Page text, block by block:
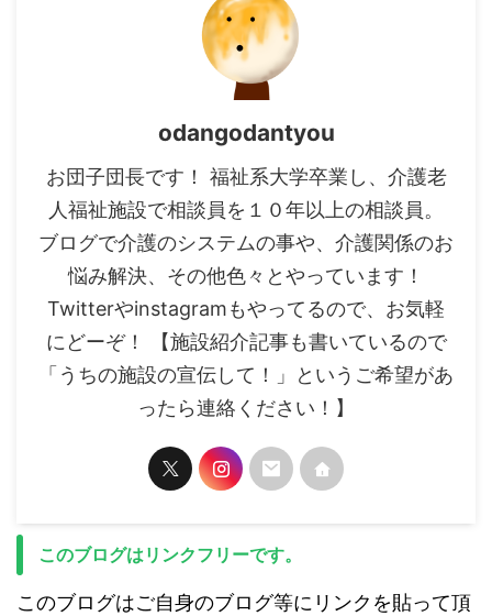
odangodantyou
お団子団長です！ 福祉系大学卒業し、介護老
人福祉施設で相談員を１０年以上の相談員。
ブログで介護のシステムの事や、介護関係のお
悩み解決、その他色々とやっています！
Twitterやinstagramもやってるので、お気軽
にどーぞ！ 【施設紹介記事も書いているので
「うちの施設の宣伝して！」というご希望があ
ったら連絡ください！】
このブログはリンクフリーです。
このブログはご自身のブログ等にリンクを貼って頂